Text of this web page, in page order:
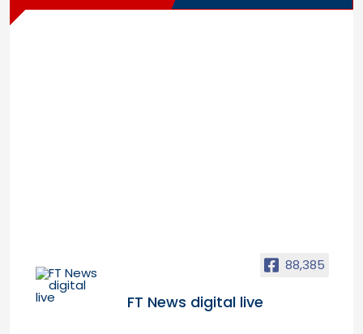
88,385
FT News digital live